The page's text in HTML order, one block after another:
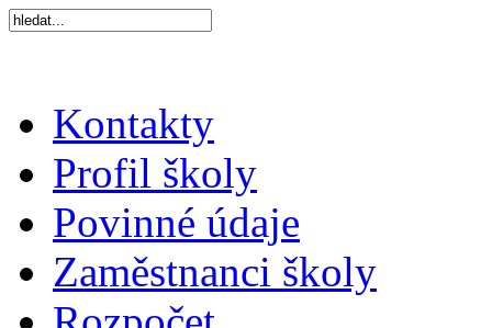
Kontakty
Profil školy
Povinné údaje
Zaměstnanci školy